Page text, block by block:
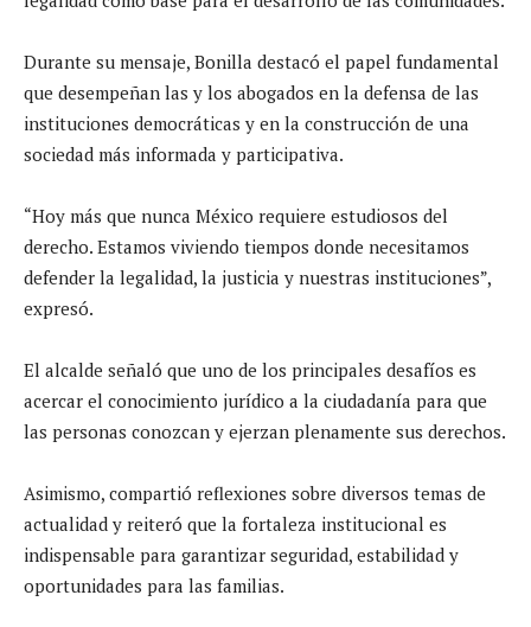
Durante su mensaje, Bonilla destacó el papel fundamental
que desempeñan las y los abogados en la defensa de las
instituciones democráticas y en la construcción de una
sociedad más informada y participativa.
“Hoy más que nunca México requiere estudiosos del
derecho. Estamos viviendo tiempos donde necesitamos
defender la legalidad, la justicia y nuestras instituciones”,
expresó.
El alcalde señaló que uno de los principales desafíos es
acercar el conocimiento jurídico a la ciudadanía para que
las personas conozcan y ejerzan plenamente sus derechos.
Asimismo, compartió reflexiones sobre diversos temas de
actualidad y reiteró que la fortaleza institucional es
indispensable para garantizar seguridad, estabilidad y
oportunidades para las familias.